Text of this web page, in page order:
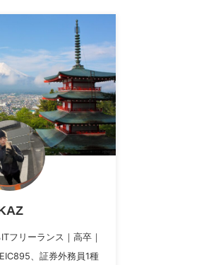
フリーランス｜高卒｜
、証券外務員1種